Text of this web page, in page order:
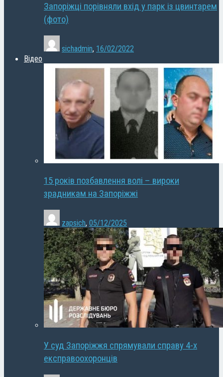
Запоріжці порівняли вхід у парк із цвинтарем
(фото)
sichadmin, 16/02/2022
Відео
15 років позбавлення волі – вироки
зрадникам на Запоріжжі
zapsich, 05/12/2025
У суд Запоріжжя спрямували справу 4-х
експравоохоронців